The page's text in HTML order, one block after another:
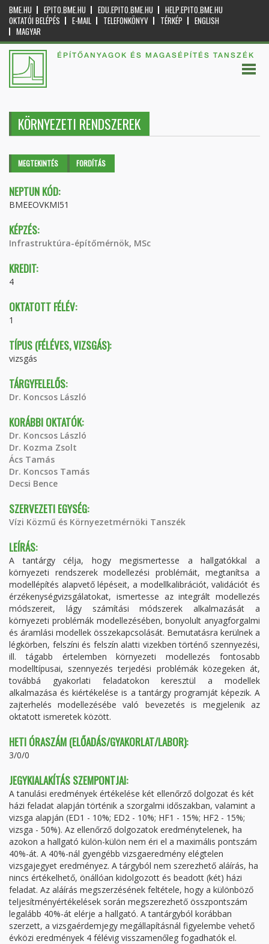
BME.HU EPITO.BME.HU EDU.EPITO.BME.HU
HELP.EPITO.BME.HU
OKTATÓI BELÉPÉS
E-MAIL TELEFONKÖNYV TÉRKÉP
ENGLISH
MAGYAR
ÉPÍTŐANYAGOK ÉS MAGASÉPÍTÉS TANSZÉK
KÖRNYEZETI RENDSZEREK
Elsődleges fülek
MEGTEKINTÉS (AKTÍVFORDÍTÁS
NEPTUN KÓD:
BMEEOVKMI51
KÉPZÉS:
Infrastruktúra-építőmérnök, MSc
KREDIT:
4
OKTATOTT FÉLÉV:
1
TÍPUS (FÉLÉVES, VIZSGÁS):
vizsgás
TÁRGYFELELŐS:
Dr. Koncsos László
KORÁBBI OKTATÓK:
Dr. Koncsos László
Dr. Kozma Zsolt
Ács Tamás
Dr. Koncsos Tamás
Decsi Bence
SZERVEZETI EGYSÉG:
Vízi Közmű és Környezetmérnöki Tanszék
LEÍRÁS:
A tantárgy célja, hogy megismertesse a hallgatókkal a
környezeti rendszerek modellezési problémáit, megtanítsa a
modellépítés alapvető lépéseit, a modellkalibrációt, validációt és
érzékenységvizsgálatokat, ismertesse az integrált modellezés
módszereit, lágy számítási módszerek alkalmazását a
környezeti problémák modellezésében, bonyolult anyagforgalmi
és áramlási modellek összekapcsolását. Bemutatásra kerülnek a
légkörben, felszíni és felszín alatti vizekben történő szennyezési,
ill. tágabb értelemben környezeti modellezés fontosabb
modelltípusai, szennyezés terjedési problémák közegeken át,
továbbá gyakorlati feladatokon keresztül a modellek
alkalmazása és kiértékelése is a tantárgy programját képezik. A
zajterhelés modellezésébe való bevezetés is megjelenik az
oktatott ismeretek között.
HETI ÓRASZÁM (ELŐADÁS/GYAKORLAT/LABOR):
3/0/0
JEGYKIALAKÍTÁS SZEMPONTJAI:
A tanulási eredmények értékelése két ellenőrző dolgozat és két
házi feladat alapján történik a szorgalmi időszakban, valamint a
vizsga alapján (ED1 - 10%; ED2 - 10%; HF1 - 15%; HF2 - 15%;
vizsga - 50%). Az ellenőrző dolgozatok eredménytelenek, ha
azokon a hallgató külön-külön nem éri el a maximális pontszám
40%-át. A 40%-nál gyengébb vizsgaeredmény elégtelen
vizsgajegyet eredményez. A tárgyból nem szerezhető aláírás, ha
nincs értékelhető, önállóan kidolgozott és beadott (két) házi
feladat. Az aláírás megszerzésének feltétele, hogy a különböző
teljesítményértékelések során megszerezhető összpontszám
legalább 40%-át elérje a hallgató. A tantárgyból korábban
szerzett, a vizsgaérdemjegy megállapításnál figyelembe vehető
évközi eredmények 4 félévig visszamenőleg fogadhatók el.